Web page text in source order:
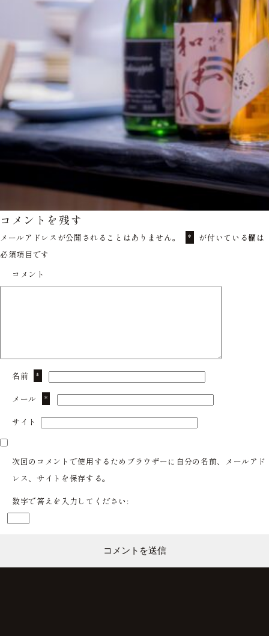
コメントを残す
メールアドレスが公開されることはありません。 *
が付いている欄は
必須項目です
コメント
名前 *
メール *
サイト
次回のコメントで使用するためブラウザーに自分の名前、メールアド
レス、サイトを保存する。
数字で答えを入力してください: